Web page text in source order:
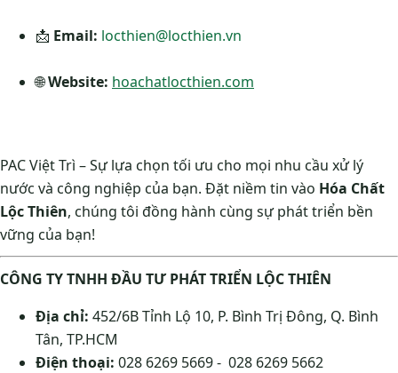
📩 Email: locthien@locthien.vn
🌐Website: hoachatlocthien.com
PAC Việt Trì – Sự lựa chọn tối ưu cho mọi nhu cầu xử lý
nước và công nghiệp của bạn. Đặt niềm tin vào Hóa Chất
Lộc Thiên, chúng tôi đồng hành cùng sự phát triển bền
vững của bạn!
CÔNG TY TNHH ĐẦU TƯ PHÁT TRIỂN LỘC THIÊN
Địa chỉ: 452/6B Tỉnh Lộ 10, P. Bình Trị Đông, Q. Bình
Tân, TP.HCM
Điện thoại: 028 6269 5669 - 028 6269 5662